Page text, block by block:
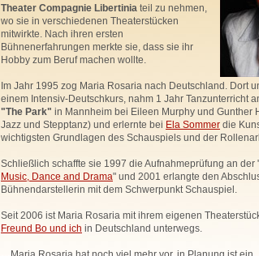
Theater Compagnie Libertinia teil zu nehmen,
wo sie in verschiedenen Theaterstücken
mitwirkte. Nach ihren ersten
Bühnenerfahrungen merkte sie, dass sie ihr
Hobby zum Beruf machen wollte.
Im Jahr 1995 zog Maria Rosaria nach Deutschland. Dort
einem Intensiv-Deutschkurs, nahm 1 Jahr Tanzunterricht
"The Park" in Mannheim bei Eileen Murphy und Gunther
Jazz und Stepptanz) und erlernte bei Ela Sommer die
wichtigsten Grundlagen des Schauspiels und der
Schließlich schaffte sie 1997 die Aufnahmeprüfung an der
Music, Dance and Drama" und 2001 erlangte den
Bühnendarstellerin mit dem Schwerpunkt Schauspiel.
Seit 2006 ist Maria Rosaria mit ihrem eigenen
Freund Bo und ich in Deutschland unterwegs.